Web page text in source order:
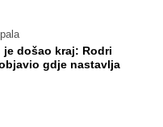
je došao kraj: Rodri
gdje nastavlja